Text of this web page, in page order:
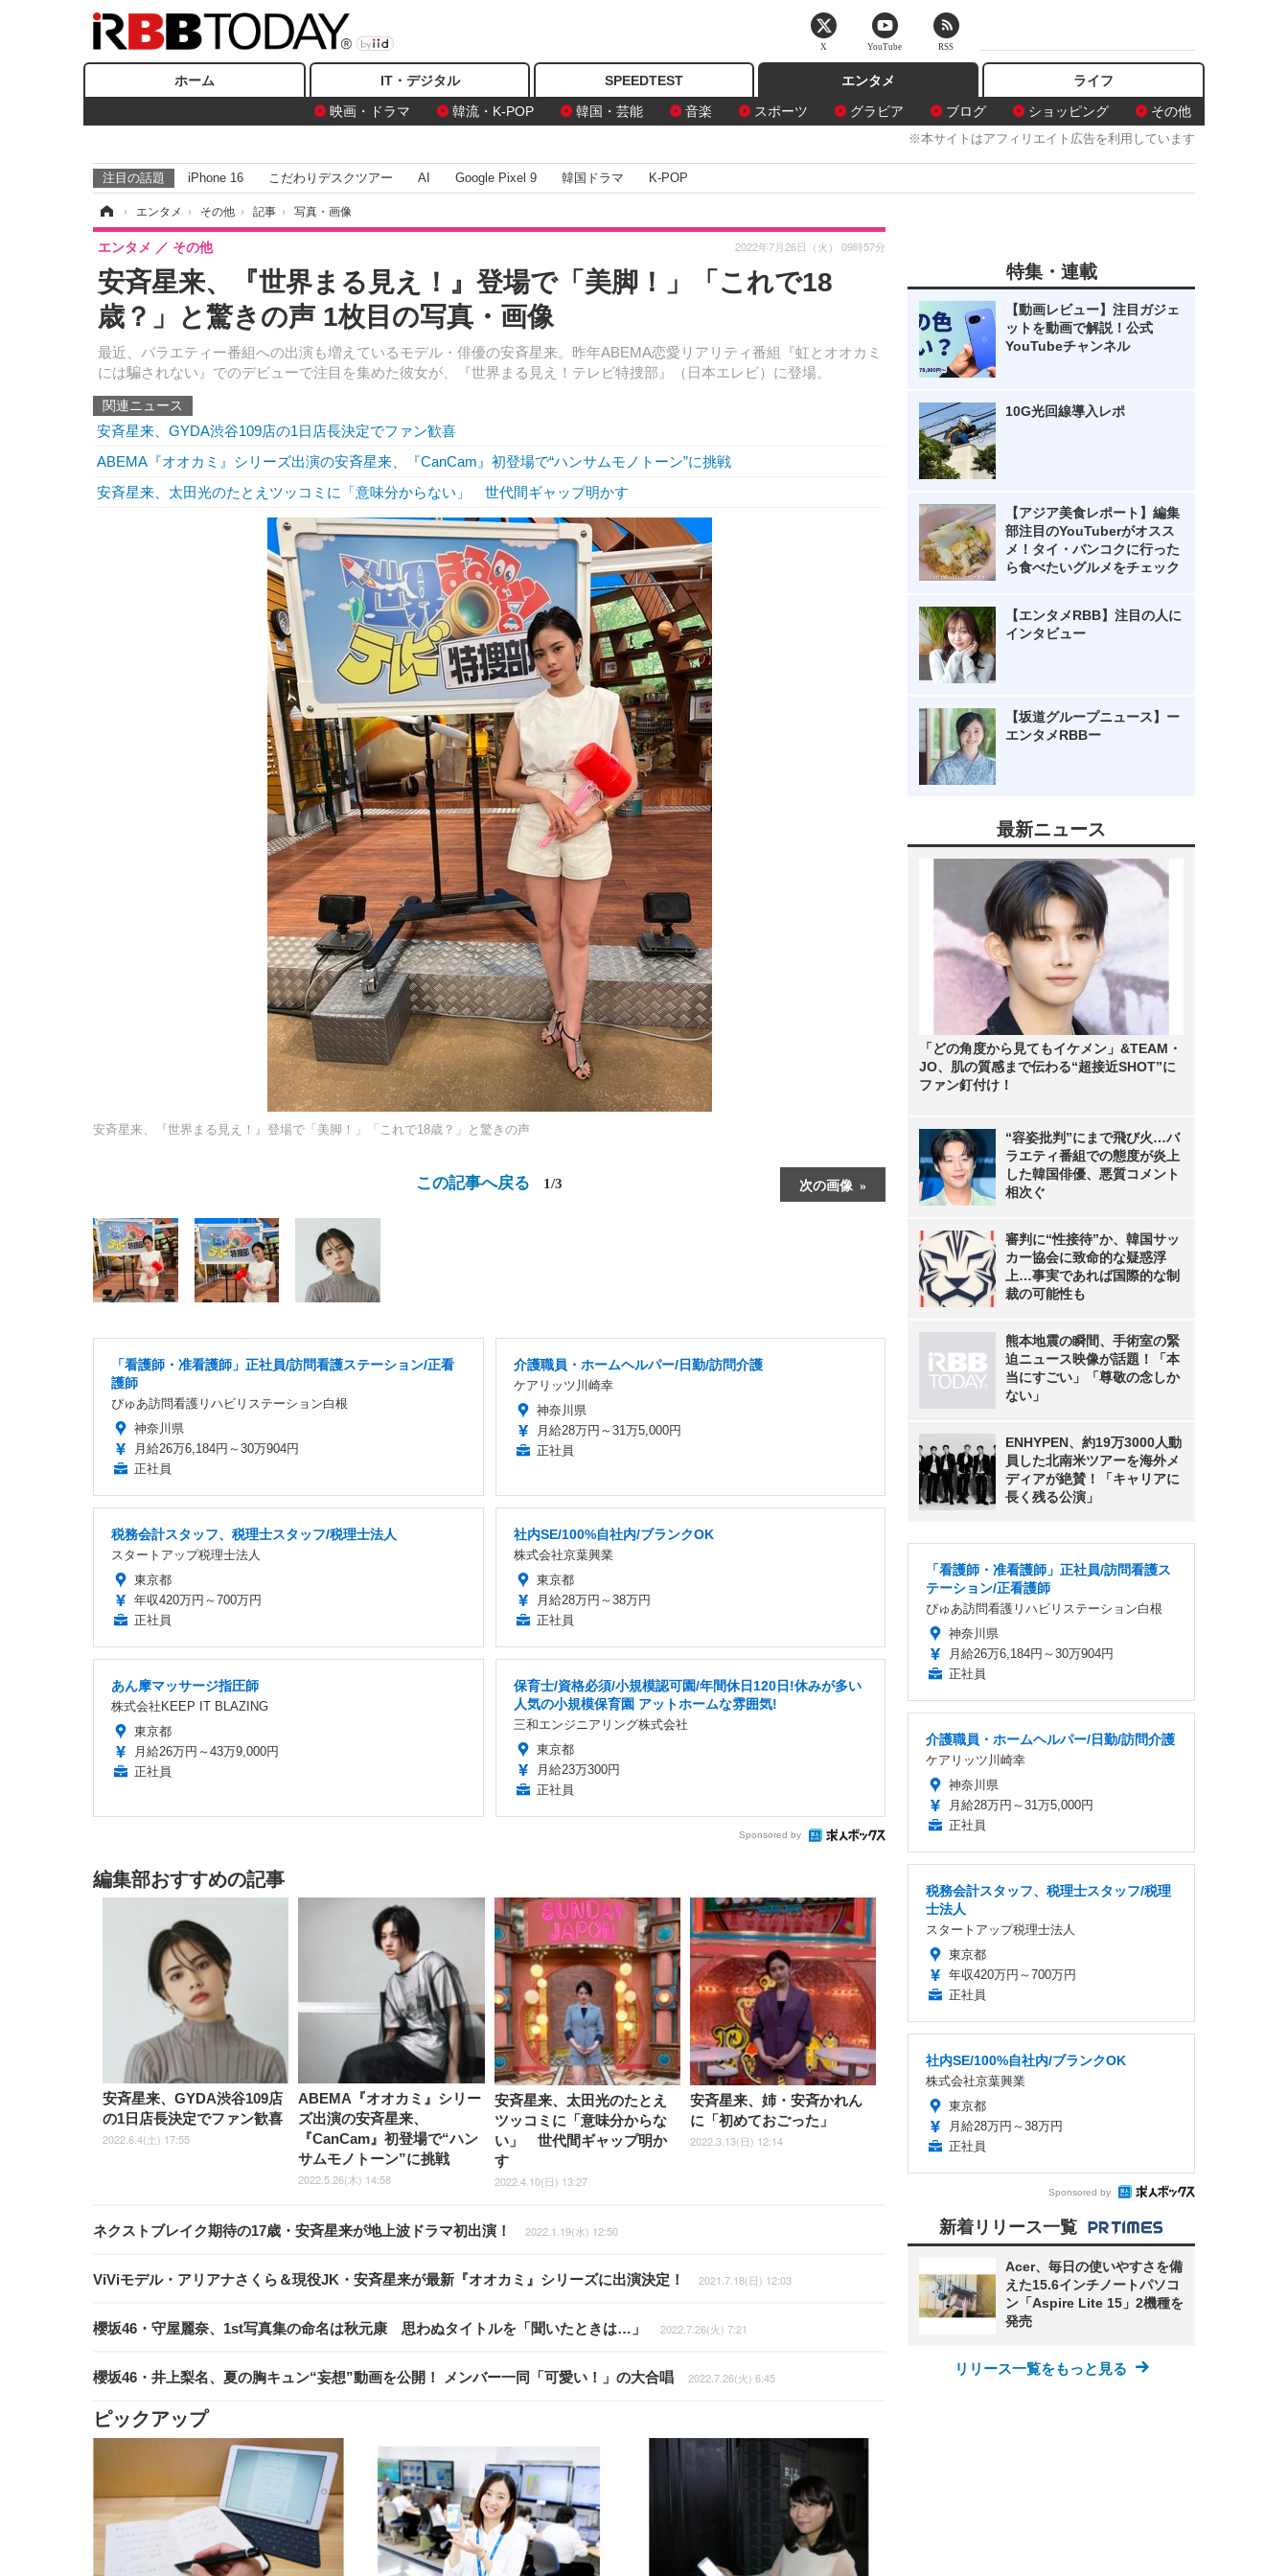
ホーム IT・デジタル SPEEDTEST
エンタメ
映画・ドラマ
韓流・K-POP 韓国・芸能 音楽 スポーツ グラビア ブログ ショッピング その他
ライフ
※本サイトはアフィリエイト広告を利用しています
注目の話題 iPhone 16 こだわりデスクツアー AI Google Pixel 9 韓国ドラマ K-POP
› エンタメ › その他 › 記事 › 写真・画像
安斉星来、『世界まる見え！』登場で「美脚！」「これで18
歳？」と驚きの声 1枚目の写真・画像
最近、バラエティー番組への出演も増えているモデル・俳優の安斉星来。昨年ABEMA恋愛リアリティ番組『虹とオオカミ
には騙されない』でのデビューで注目を集めた彼女が、『世界まる見え！テレビ特捜部』（日本エレビ）に登場。
エンタメ その他 2022年7月26日（火） 09時57分
関連ニュース
安斉星来、GYDA渋谷109店の1日店長決定でファン歓喜
ABEMA『オオカミ』シリーズ出演の安斉星来、『CanCam』初登場で“ハンサムモノトーン”に挑戦
安斉星来、太田光のたとえツッコミに「意味分からない」 世代間ギャップ明かす
安斉星来、『世界まる見え！』登場で「美脚！」「これで18歳？」と驚きの声
次の画像
この記事へ戻る 1/3
「看護師・准看護師」正社員/訪問看護ステーション/正看
護師
ぴゅあ訪問看護リハビリステーション白根
神奈川県
月給26万6,184円～30万904円
正社員
介護職員・ホームヘルパー/日勤/訪問介護
ケアリッツ川崎幸
神奈川県
月給28万円～31万5,000円
正社員
税務会計スタッフ、税理士スタッフ/税理士法人
スタートアップ税理士法人
東京都
年収420万円～700万円
正社員
社内SE/100%自社内/ブランクOK
株式会社京葉興業
東京都
月給28万円～38万円
正社員
あん摩マッサージ指圧師
株式会社KEEP IT BLAZING
東京都
月給26万円～43万9,000円
正社員
保育士/資格必須/小規模認可園/年間休日120日!休みが多い
人気の小規模保育園 アットホームな雰囲気!
三和エンジニアリング株式会社
東京都
月給23万300円
正社員
Sponsored by
編集部おすすめの記事
安斉星来、GYDA渋谷109店
の1日店長決定でファン歓喜
2022.6.4(土) 17:55
ABEMA『オオカミ』シリー
ズ出演の安斉星来、
『CanCam』初登場で“ハン
サムモノトーン”に挑戦
2022.5.26(木) 14:58
安斉星来、太田光のたとえ
ツッコミに「意味分からな
い」 世代間ギャップ明か
す
2022.4.10(日) 13:27
安斉星来、姉・安斉かれん
に「初めておごった」
2022.3.13(日) 12:14
ネクストブレイク期待の17歳・安斉星来が地上波ドラマ初出演！ 2022.1.19(水) 12:50
ViViモデル・アリアナさくら＆現役JK・安斉星来が最新『オオカミ』シリーズに出演決定！ 2021.7.18(日) 12:03
櫻坂46・守屋麗奈、1st写真集の命名は秋元康 思わぬタイトルを「聞いたときは…」 2022.7.26(火) 7:21
櫻坂46・井上梨名、夏の胸キュン“妄想”動画を公開！ メンバー一同「可愛い！」の大合唱 2022.7.26(火) 6:45
ピックアップ
特集・連載
【動画レビュー】注目ガジェ
ットを動画で解説！公式
YouTubeチャンネル
10G光回線導入レポ
【アジア美食レポート】編集
部注目のYouTuberがオスス
メ！タイ・バンコクに行った
ら食べたいグルメをチェック
【エンタメRBB】注目の人に
インタビュー
【坂道グループニュース】ー
エンタメRBBー
最新ニュース
「どの角度から見てもイケメン」&TEAM・
JO、肌の質感まで伝わる“超接近SHOT”に
ファン釘付け！
“容姿批判”にまで飛び火…バ
ラエティ番組での態度が炎上
した韓国俳優、悪質コメント
相次ぐ
審判に“性接待”か、韓国サッ
カー協会に致命的な疑惑浮
上…事実であれば国際的な制
裁の可能性も
熊本地震の瞬間、手術室の緊
迫ニュース映像が話題！「本
当にすごい」「尊敬の念しか
ない」
ENHYPEN、約19万3000人動
員した北南米ツアーを海外メ
ディアが絶賛！「キャリアに
長く残る公演」
「看護師・准看護師」正社員/訪問看護ス
テーション/正看護師
ぴゅあ訪問看護リハビリステーション白根
神奈川県
月給26万6,184円～30万904円
正社員
介護職員・ホームヘルパー/日勤/訪問介護
ケアリッツ川崎幸
神奈川県
月給28万円～31万5,000円
正社員
税務会計スタッフ、税理士スタッフ/税理
士法人
スタートアップ税理士法人
東京都
年収420万円～700万円
正社員
社内SE/100%自社内/ブランクOK
株式会社京葉興業
東京都
月給28万円～38万円
正社員
Sponsored by
新着リリース一覧
Acer、毎日の使いやすさを備
えた15.6インチノートパソコ
ン「Aspire Lite 15」2機種を
発売
リリース一覧をもっと見る
X YouTube RSS